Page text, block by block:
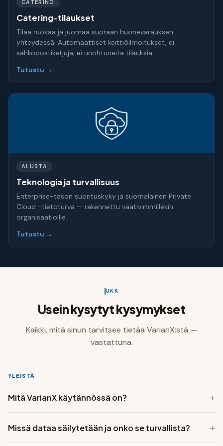
CATERING
Catering-tilaukset
Tilaa ruokaa ja juomaa suoraan huonevarauksen
yhteydessä. Automaattiset keittiöilmoitukset, ei
sähköpostiketjuja, ei unohtuneita tilauksia.
Tutustu →
ALUSTA
Teknologia ja turvallisuus
Enterprise-tason suorituskyky ja suomalainen Private
Cloud -tietoturva — rakennettu vaativimmillekin
organisaatioille.
Tutustu →
UKK
Usein kysytyt kysymykset
Kaikki, mitä sinun tarvitsee tietää VarianX:stä —
vastattuna.
YLEISTÄ
Mitä VarianX käytännössä on? +
työpaikkojen, resurssien ja vierailijoiden hallintaan. Se
yhdistää arjen palaset — varaukset, vieraat ja cateringin —
Missä dataa säilytetään ja onko se turvallista? +